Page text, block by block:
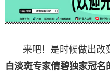
来吧！是时候做出改
白淡斑专家倩碧独家冠